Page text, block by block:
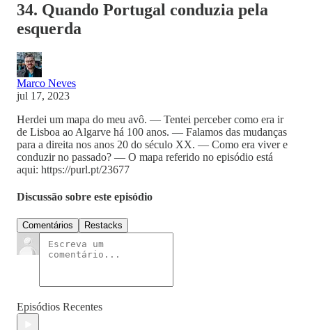
34. Quando Portugal conduzia pela
esquerda
Marco Neves
jul 17, 2023
Herdei um mapa do meu avô. — Tentei perceber como era ir
de Lisboa ao Algarve há 100 anos. — Falamos das mudanças
para a direita nos anos 20 do século XX. — Como era viver e
conduzir no passado? — O mapa referido no episódio está
aqui: https://purl.pt/23677
Discussão sobre este episódio
Comentários Restacks
Episódios Recentes